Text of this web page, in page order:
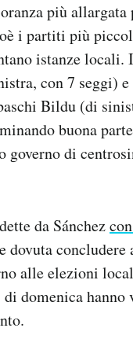
più
i partiti più
istanze
con 7 seggi)
Bildu (di
buona
governo di
da Sánchez
alle elezioni
domenica